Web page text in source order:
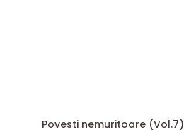
Povesti nemuritoare (Vol.7)